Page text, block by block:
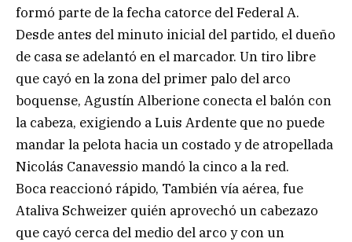
formó parte de la fecha catorce del Federal A.
Desde antes del minuto inicial del partido, el dueño
de casa se adelantó en el marcador. Un tiro libre
que cayó en la zona del primer palo del arco
boquense, Agustín Alberione conecta el balón con
la cabeza, exigiendo a Luis Ardente que no puede
mandar la pelota hacia un costado y de atropellada
Nicolás Canavessio mandó la cinco a la red.
Boca reaccionó rápido, También vía aérea, fue
Ataliva Schweizer quién aprovechó un cabezazo
que cayó cerca del medio del arco y con un